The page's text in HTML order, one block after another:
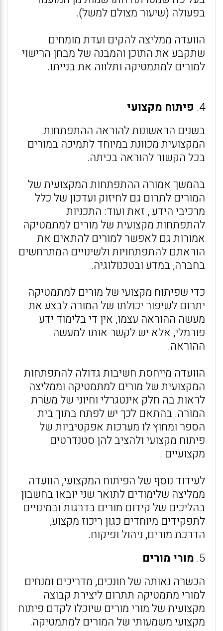
בפעולה (שיעור מצולם למשל).
הוועדה ממליצה להקים ועדת מומחים
שתקבע את התוכן והמבנה של מבחן הרישוי
למורים למתמטיקה ותלווה את בנייתו.
4. פיתוח מקצועי
בשנים הראשונות להוראה ההתפתחות
המקצועית מכוונת במיוחד לתמיכה במורים
בכל הקשור להוראה בכיתה.
בהמשך אמורה ההתפתחות המקצועית של
המורים לתרום גם לחיזוק ועדכון של כלל
מרכיבי הידע , זאת ועוד: התכניות
להתפתחות מקצועית של מורים למתמטיקה
אמורות גם לאפשר למורים להתאים את
הוראתם להתפתחויות ולשינויים המתרחשים
בחברה, במדע ובטכנולוגיה.
כדי שפיתוח מקצועי של מורים למתמטיקה
יתרום לשיפור יכולתו של המורה לבצע את
מעשה ההוראה עצמו, אין די בלימוד ידע
פורמלי, אלא יש לקשר אותו למעשה
ההוראה.
הוועדה מייחסת חשיבות גדולה להתפתחות
המקצועית של מורים למתמטיקה וממליצה
לראות בה חלק אינטגרלי וחיוני של מִשׂרת
המורה. בהתאם לכך יש לפתח בתוך בית
הספר ומחוץ לו מערכות אפקטיביות של
פיתוח מקצועי ולהציב להן סטנדרטים
מקצועיים .
לעידוד נוסף של הפיתוח המקצועי, הוועדה
ממליצה שלימודים לתואר שני יובאו בחשבון
בהליכים של קידום מורים בדרגות ובמינויים
לתפקידים מיוחדים כגון ריכוז מקצוע,
הדרכת מורים, ניהול ופיקוח.
5. מורי מורים
הכשרה נאותה של חונכים, מדריכים ומנחים
למורי מתמטיקה תתרום ליצירת קבוצה
מקצועית של מורי מורים שיוכלו לקדם פיתוח
מקצועי משמעותי של המורים למתמטיקה.